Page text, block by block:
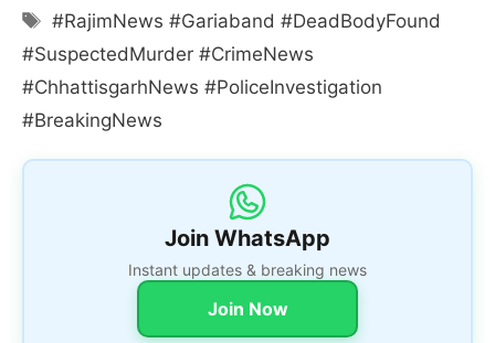
Tags
#RajimNews #Gariaband #DeadBodyFound
#SuspectedMurder #CrimeNews
#ChhattisgarhNews #PoliceInvestigation
#BreakingNews
Join WhatsApp
Instant updates & breaking news
Join Now